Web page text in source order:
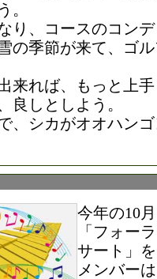
。
り、コースのコン
の季節が来て、ゴ
来れば、もっと上
良しとしよう。
、シカがオオハン
今年の10
「フォー
サート」
メンバー